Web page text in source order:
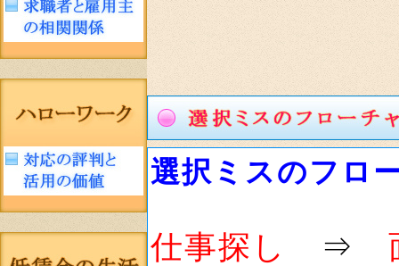
選択ミスのフロ
仕事探し ⇒